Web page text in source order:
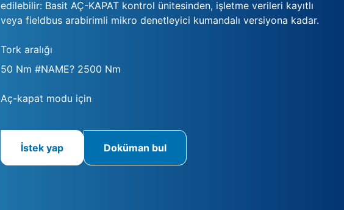
edilebilir: Basit AÇ-KAPAT kontrol ünitesinden, işletme verileri kayıtlı
veya fieldbus arabirimli mikro denetleyici kumandalı versiyona kadar.
Tork aralığı
50 Nm #NAME? 2500 Nm
Aç-kapat modu için
İstek yap Doküman bul